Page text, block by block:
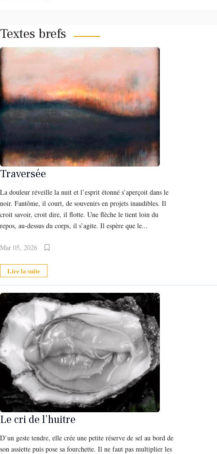
Textes brefs
Traversée
La douleur réveille la nuit et l’esprit étonné s’aperçoit dans le
noir. Fantôme, il court, de souvenirs en projets inaudibles. Il
croit savoir, croit dire, il flotte. Une flèche le tient loin du
repos, au-dessus du corps, il s’agite. Il espère que le...
Mar 05, 2026
Lire la suite
Le cri de l’huitre
D’un geste tendre, elle crée une petite réserve de sel au bord de
son assiette puis pose sa fourchette. Il ne faut pas multiplier les